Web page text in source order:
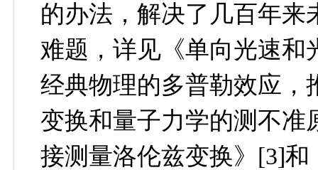
的办法，解决了几百年来
难题，详见 《单向光速
经典物理的多普勒效应，
变换和量子力学的测不准
接测量洛伦兹变换》 [3]和